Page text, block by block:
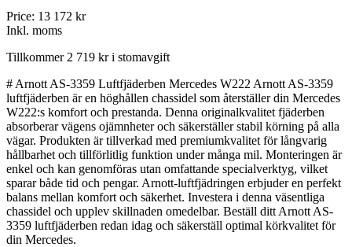
Price: 13 172 kr
Inkl. moms
Tillkommer 2 719 kr i stomavgift
# Arnott AS-3359 Luftfjäderben Mercedes W222 Arnott AS-3359
luftfjäderben är en höghållen chassidel som återställer din Mercedes
W222:s komfort och prestanda. Denna originalkvalitet fjäderben
absorberar vägens ojämnheter och säkerställer stabil körning på alla
vägar. Produkten är tillverkad med premiumkvalitet för långvarig
hållbarhet och tillförlitlig funktion under många mil. Monteringen är
enkel och kan genomföras utan omfattande specialverktyg, vilket
sparar både tid och pengar. Arnott-luftfjädringen erbjuder en perfekt
balans mellan komfort och säkerhet. Investera i denna väsentliga
chassidel och upplev skillnaden omedelbar. Beställ ditt Arnott AS-
3359 luftfjäderben redan idag och säkerställ optimal körkvalitet för
din Mercedes.